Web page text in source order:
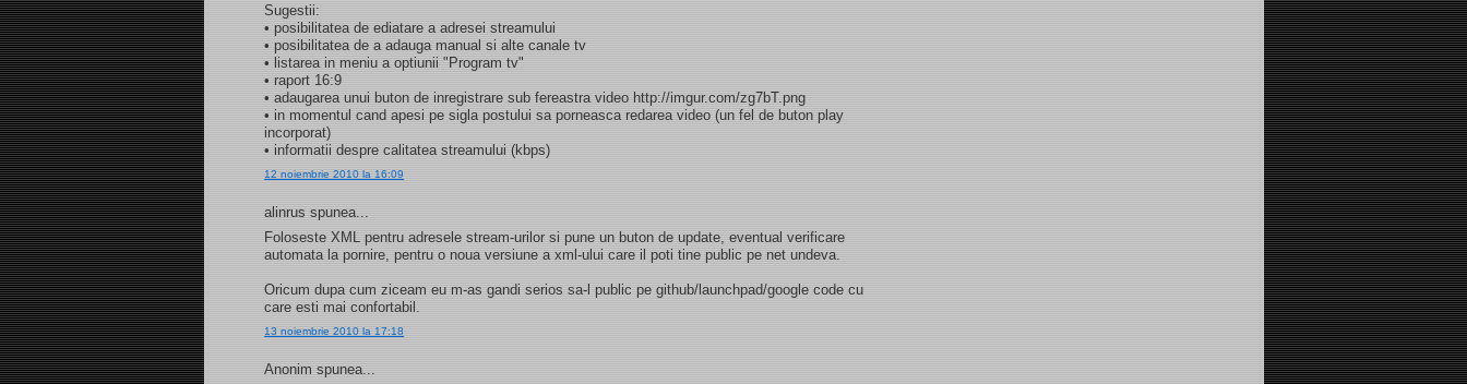
Sugestii:
• posibilitatea de ediatare a adresei streamului
• posibilitatea de a adauga manual si alte canale tv
• listarea in meniu a optiunii "Program tv"
• raport 16:9
• adaugarea unui buton de inregistrare sub fereastra video http://imgur.com/zg7bT.png
• in momentul cand apesi pe sigla postului sa porneasca redarea video (un fel de buton play
incorporat)
• informatii despre calitatea streamului (kbps)
12 noiembrie 2010 la 16:09
alinrus spunea...
Foloseste XML pentru adresele stream-urilor si pune un buton de update, eventual verificare
automata la pornire, pentru o noua versiune a xml-ului care il poti tine public pe net undeva.
Oricum dupa cum ziceam eu m-as gandi serios sa-l public pe github/launchpad/google code cu
care esti mai confortabil.
13 noiembrie 2010 la 17:18
Anonim spunea...